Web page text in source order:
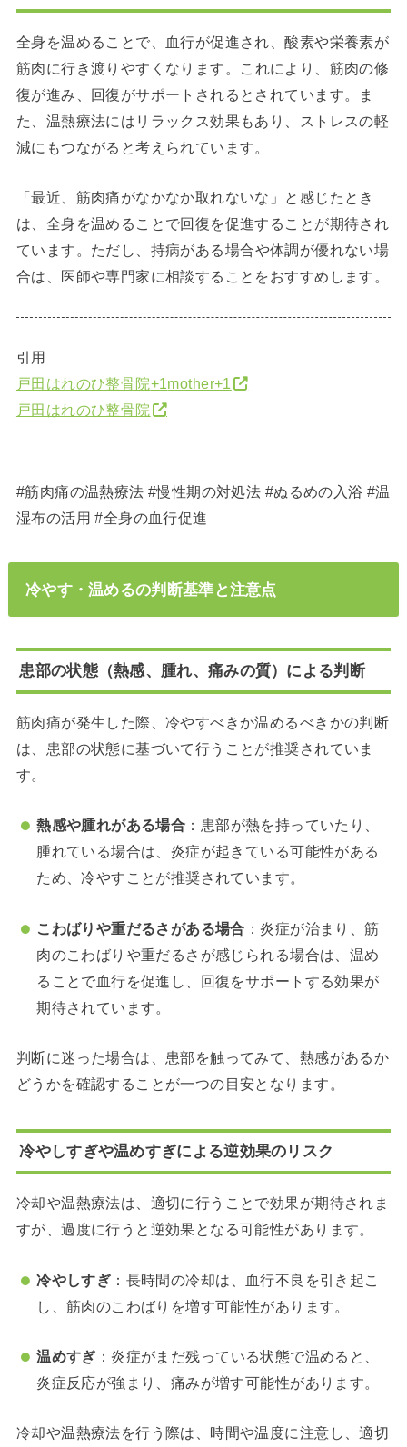
全身を温めることで、血行が促進され、酸素や栄養素が
筋肉に行き渡りやすくなります。
これにより、筋肉の修
復が進み、回復がサポートされるとされています。
ま
た、温熱療法にはリラックス効果もあり、ストレスの軽
減にもつながると考えられています。
「最近、筋肉痛がなかなか取れないな」と感じたとき
は、全身を温めることで回復を促進することが期待され
ています。 ただし、持病がある場合や体調が優れない場
合は、医師や専門家に相談することをおすすめします。
引用
戸田はれのひ整骨院+1mother+1
戸田はれのひ整骨院
#筋肉痛の温熱療法 #慢性期の対処法 #ぬるめの入浴 #温
湿布の活用 #全身の血行促進
冷やす・温めるの判断基準と注意点
患部の状態（熱感、腫れ、痛みの質）による判断
筋肉痛が発生した際、冷やすべきか温めるべきかの判断
は、患部の状態に基づいて行うことが推奨されていま
す。
熱感や腫れがある場合 ： 患部が熱を持っていたり、
腫れている場合は、炎症が起きている可能性がある
ため、冷やすことが推奨されています。
こわばりや重だるさがある場合 ：炎症が治まり、筋
肉のこわばりや重だるさが感じられる場合は、温め
ることで血行を促進し、回復をサポートする効果が
期待されています。
判断に迷った場合は、患部を触ってみて、熱感があるか
どうかを確認することが一つの目安となります。
冷やしすぎや温めすぎによる逆効果のリスク
冷却や温熱療法は、適切に行うことで効果が期待されま
すが、過度に行うと逆効果となる可能性があります。
冷やしすぎ ： 長時間の冷却は、血行不良を引き起こ
し、筋肉のこわばりを増す可能性があります。
温めすぎ ：炎症がまだ残っている状態で温めると、
炎症反応が強まり、痛みが増す可能性があります。
冷却や温熱療法を行う際は、時間や温度に注意し、適切